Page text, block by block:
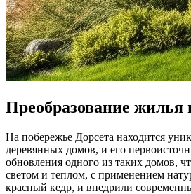
Преобразование жилья
На побережье Дорсета находится
деревянных домов, и его
обновления одного из таких домов,
светом и теплом, с применением
красный кедр, и внедрили